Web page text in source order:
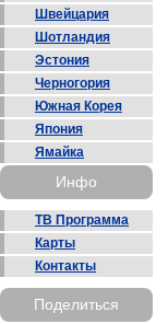
Швейцария
Шотландия
Эстония
Черногория
Южная Корея
Япония
Ямайка
Инфо
ТВ Программа
Карты
Контакты
Поделиться